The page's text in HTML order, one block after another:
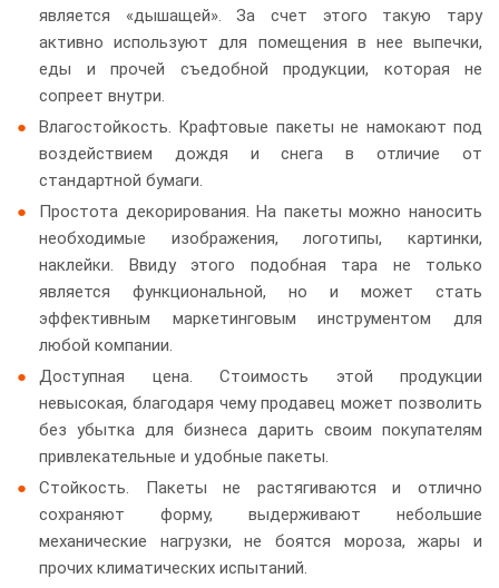
является «дышащей». За счет этого такую тару
активно используют для помещения в нее выпечки,
еды и прочей съедобной продукции, которая не
сопреет внутри.
Влагостойкость. Крафтовые пакеты не намокают под
воздействием дождя и снега в отличие от
стандартной бумаги.
Простота декорирования. На пакеты можно наносить
необходимые изображения, логотипы, картинки,
наклейки. Ввиду этого подобная тара не только
является функциональной, но и может стать
эффективным маркетинговым инструментом для
любой компании.
Доступная цена. Стоимость этой продукции
невысокая, благодаря чему продавец может позволить
без убытка для бизнеса дарить своим покупателям
привлекательные и удобные пакеты.
Стойкость. Пакеты не растягиваются и отлично
сохраняют форму, выдерживают небольшие
механические нагрузки, не боятся мороза, жары и
прочих климатических испытаний.